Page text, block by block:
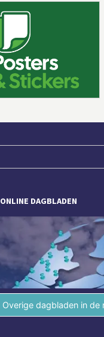
ONLINE DAGBLADEN
Overige dagbladen in de